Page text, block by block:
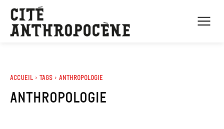
Accueil Tags Anthropologie
anthropologie